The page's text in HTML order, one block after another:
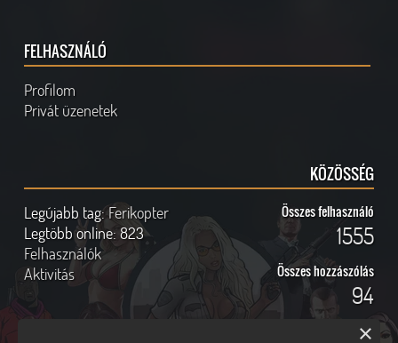
FELHASZNÁLÓ
Profilom
Privát üzenetek
KÖZÖSSÉG
Legújabb tag:Ferikopter
Legtöbb online:823
Felhasználók
Aktivitás
Összes felhasználó
1555
Összes hozzászólás
94
×